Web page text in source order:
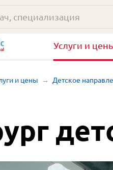
Услуги и
и цены Детское